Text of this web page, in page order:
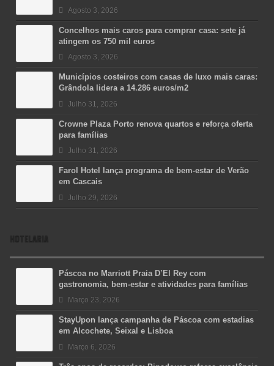
Agosto 3, 2026
Concelhos mais caros para comprar casa: sete já
atingem os 750 mil euros
Agosto 3, 2026
Municípios costeiros com casas de luxo mais caras:
Grândola lidera a 14.286 euros/m2
Julho 31, 2026
Crowne Plaza Porto renova quartos e reforça oferta
para famílias
Julho 31, 2026
Farol Hotel lança programa de bem-estar de Verão
em Cascais
Julho 29, 2026
HOTELARIA
Páscoa no Marriott Praia D’El Rey com
gastronomia, bem-estar e atividades para famílias
Março 23, 2026
StayUpon lança campanha de Páscoa com estadias
em Alcochete, Seixal e Lisboa
Março 6, 2026